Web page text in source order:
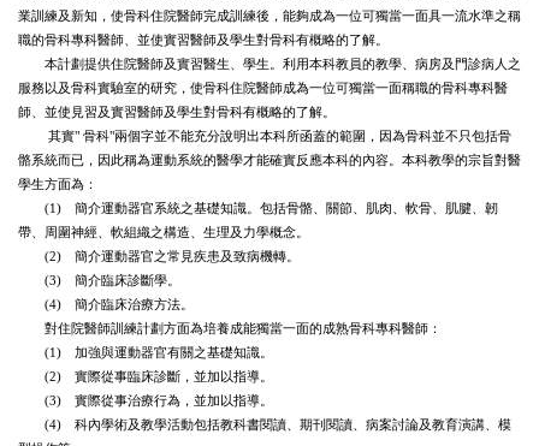
業訓練及新知，使骨科住院醫師完成訓練後，能夠成為一位可獨當一面具一流水準之稱
職的骨科專科醫師、並使實習醫師及學生對骨科有概略的了解。
本計劃提供住院醫師及實習醫生、學生。利用本科教員的教學、病房及門診病人之
服務以及骨科實驗室的研究，使骨科住院醫師成為一位可獨當一面稱職的骨科專科醫
師、並使見習及實習醫師及學生對骨科有概略的了解。
其實" 骨科"兩個字並不能充分說明出本科所函蓋的範圍，因為骨科並不只包括骨
骼系統而已，因此稱為運動系統的醫學才能確實反應本科的內容。本科教學的宗旨對醫
學生方面為：
(1) 簡介運動器官系統之基礎知識。包括骨骼、關節、肌肉、軟骨、肌腱、韌
帶、周圍神經、軟組織之構造、生理及力學概念。
(2) 簡介運動器官之常見疾患及致病機轉。
(3) 簡介臨床診斷學。
(4) 簡介臨床治療方法。
對住院醫師訓練計劃方面為培養成能獨當一面的成熟骨科專科醫師：
(1) 加強與運動器官有關之基礎知識。
(2) 實際從事臨床診斷，並加以指導。
(3) 實際從事治療行為，並加以指導。
(4) 科內學術及教學活動包括教科書閱讀、期刊閱讀、病案討論及教育演講、模